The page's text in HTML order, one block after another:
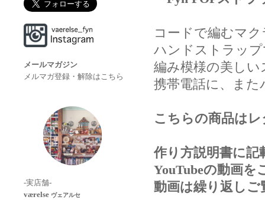
メールマガジン
メルマガ登録・解除はこちら
-実店舗-
værelse ヴェアルセ
コードで編むマ
ハンドストラッ
編み模様の美し
携帯電話に、ま
こちらの商品は
作り方説明書に
YouTubeの動画を
動画は繰り返しご